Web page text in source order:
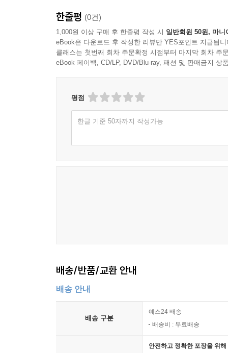
한줄평 (0건)
1,000원 이상 구매 후 한줄평 작성 시 일반회원 50원, 마니
eBook은 다운로드 후 작성한 리뷰만 YES포인트 지급됩니
클래스는 첫번째 회차 주문확정 시점부터 마지막 회차 주
eBook 페이백, CD/LP, DVD/Blu-ray, 패션 및 판매금지 상
평점
한글 기준 50자까지 작성가능
배송/반품/교환 안내
배송 안내
배송 구분
예스24 배송
배송비 : 무료배송
안전하고 정확한 포장을 위